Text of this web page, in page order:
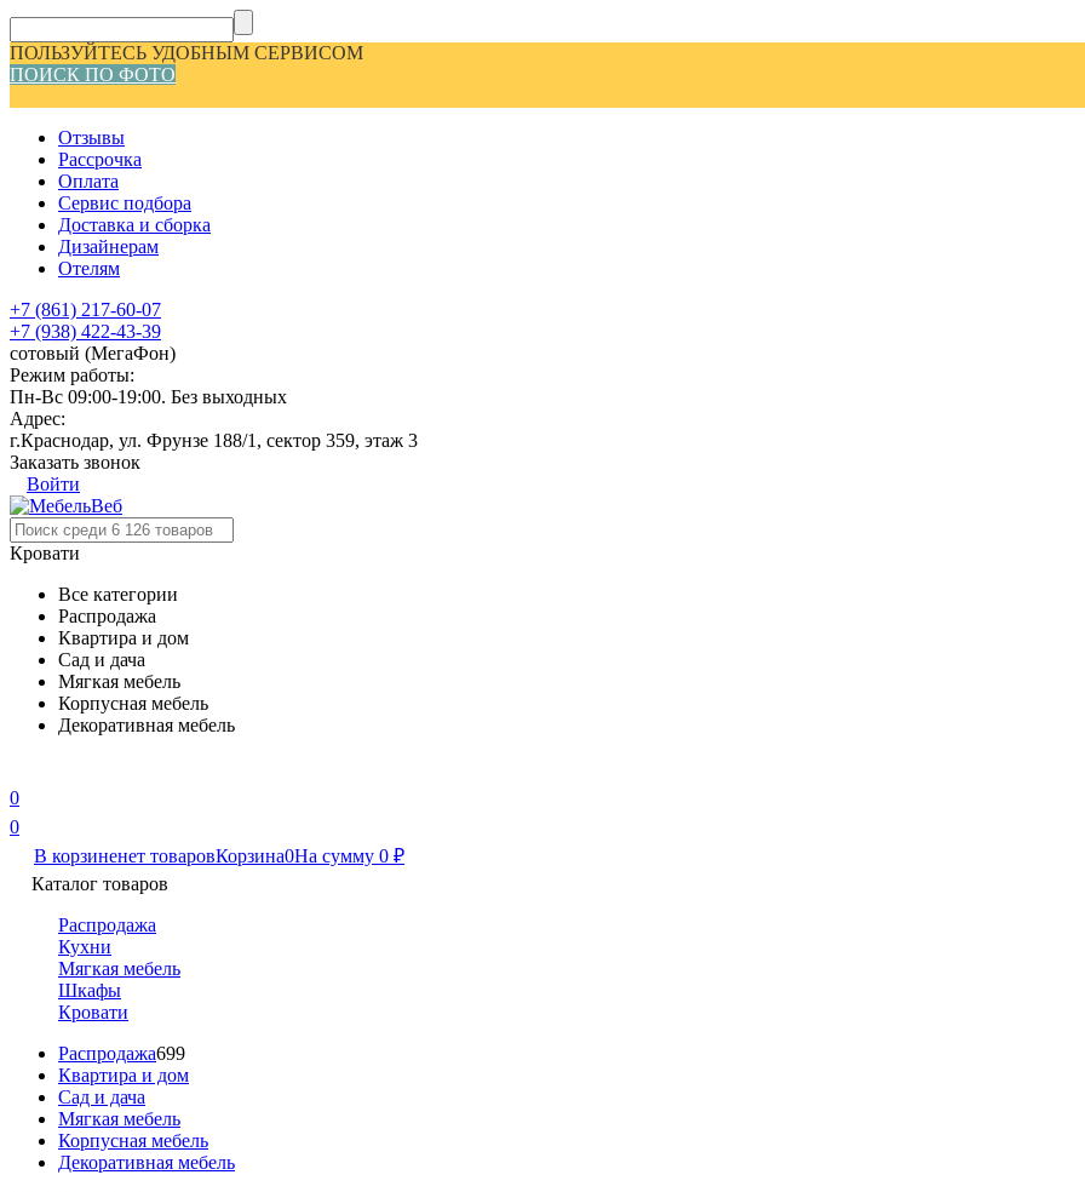
ПОЛЬЗУЙТЕСЬ УДОБНЫМ СЕРВИСОМ
ПОИСК ПО ФОТО
Отзывы
Рассрочка
Оплата
Сервис подбора
Доставка и сборка
Дизайнерам
Отелям
+7 (861) 217-60-07
+7 (938) 422-43-39
сотовый (МегаФон)
Режим работы:
Пн-Вс 09:00-19:00. Без выходных
Адрес:
г.Краснодар, ул. Фрунзе 188/1, сектор 359, этаж 3
Заказать звонок
Войти
Кровати
Все категории
Распродажа
Квартира и дом
Сад и дача
Мягкая мебель
Корпусная мебель
Декоративная мебель
0
0
В корзиненет товаровКорзина0На сумму 0 ₽
Каталог товаров
Распродажа
Кухни
Мягкая мебель
Шкафы
Кровати
Распродажа699
Квартира и дом
Сад и дача
Мягкая мебель
Корпусная мебель
Декоративная мебель